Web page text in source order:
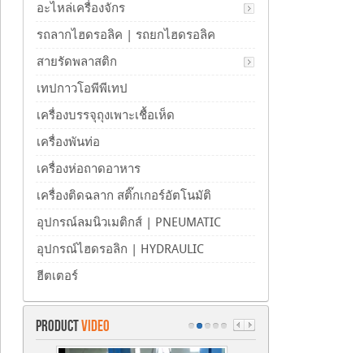
อะไหล่เครื่องจักร
รถลากไฮดรอลิค | รถยกไฮดรอลิค
สายรัดพลาสติก
เทปกาวโอพีพีเทป
เครื่องบรรจุถุงเพาะเชื้อเห็ด
เครื่องพันท่อ
เครื่องห่อถาดอาหาร
เครื่องติดฉลาก สติ๊กเกอร์อัตโนมัติ
อุปกรณ์ลมนิวเมติกส์ | PNEUMATIC
อุปกรณ์ไฮดรอลิก | HYDRAULIC
ฮีตเตอร์
PRODUCTVIDEO